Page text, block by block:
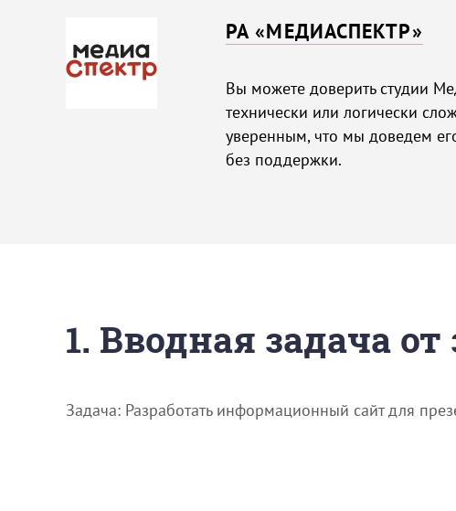
РА «МЕДИАСПЕКТР»
Вы можете доверить студии
технически или логически
уверенным, что мы доведем
без поддержки.
1. Вводная задача
Задача: Разработать информационный сайт для